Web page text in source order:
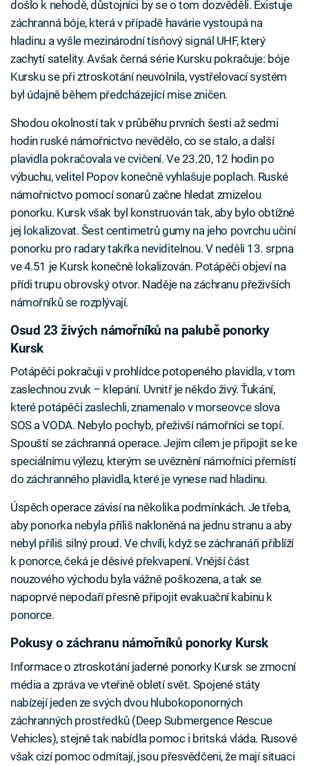
došlo k nehodě, důstojníci by se o tom dozvěděli. Existuje
záchranná bóje, která v případě havárie vystoupá na
hladinu a vyšle mezinárodní tísňový signál UHF, který
zachytí satelity. Avšak černá série Kursku pokračuje: bóje
Kursku se při ztroskotání neuvolnila, vystřelovací systém
byl údajně během předcházející mise zničen.
Shodou okolností tak v průběhu prvních šesti až sedmi
hodin ruské námořnictvo nevědělo, co se stalo, a další
plavidla pokračovala ve cvičení. Ve 23.20, 12 hodin po
výbuchu, velitel Popov konečně vyhlašuje poplach. Ruské
námořnictvo pomocí sonarů začne hledat zmizelou
ponorku. Kursk však byl konstruován tak, aby bylo obtížné
jej lokalizovat. Šest centimetrů gumy na jeho povrchu učiní
ponorku pro radary takřka neviditelnou. V neděli 13. srpna
ve 4.51 je Kursk konečně lokalizován. Potápěči objeví na
přídi trupu obrovský otvor. Naděje na záchranu přeživších
námořníků se rozplývají.
Osud 23 živých námořníků na palubě ponorky
Kursk
Potápěči pokračuji v prohlídce potopeného plavidla, v tom
zaslechnou zvuk – klepání. Uvnitř je někdo živý. Ťukání,
které potápěči zaslechli, znamenalo v morseovce slova
SOS a VODA. Nebylo pochyb, přeživší námořníci se topí.
Spouští se záchranná operace. Jejím cílem je připojit se ke
speciálnímu výlezu, kterým se uvěznění námořníci přemístí
do záchranného plavidla, které je vynese nad hladinu.
Úspěch operace závisí na několika podmínkách. Je třeba,
aby ponorka nebyla příliš nakloněná na jednu stranu a aby
nebyl příliš silný proud. Ve chvíli, když se záchranáři přiblíží
k ponorce, čeká je děsivé překvapení. Vnější část
nouzového východu byla vážně poškozena, a tak se
napoprvé nepodaří přesně připojit evakuační kabinu k
ponorce.
Pokusy o záchranu námořníků ponorky Kursk
Informace o ztroskotání jaderné ponorky Kursk se zmocní
média a zpráva ve vteřině obletí svět. Spojené státy
nabízejí jeden ze svých dvou hlubokoponorných
záchranných prostředků (Deep Submergence Rescue
Vehicles), stejně tak nabídla pomoc i britská vláda. Rusové
však cizí pomoc odmítají, jsou přesvědčeni, že mají situaci